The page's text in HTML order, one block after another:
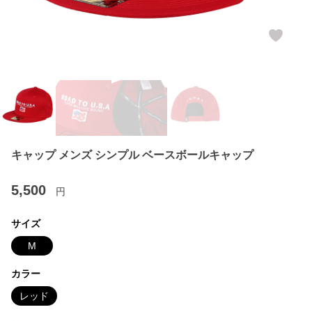
キャップ メンズ シンプル ベースボールキャップ
5,500 円
サイズ
M
カラー
レッド